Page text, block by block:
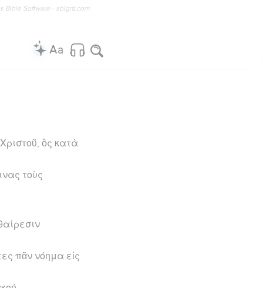
Bible Software - sblgnt.com
ὃς κατὰ
τοὺς
πᾶν νόημα εἰς